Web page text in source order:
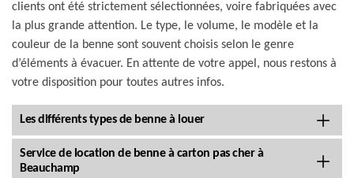
clients ont été strictement sélectionnées, voire fabriquées avec
la plus grande attention. Le type, le volume, le modèle et la
couleur de la benne sont souvent choisis selon le genre
d’éléments à évacuer. En attente de votre appel, nous restons à
votre disposition pour toutes autres infos.
Les différents types de benne à louer
Service de location de benne à carton pas cher à
Beauchamp